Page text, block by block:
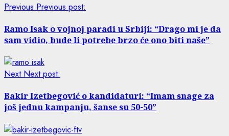
Previous Previous post:
Ramo Isak o vojnoj paradi u Srbiji: “Drago mi je da
sam vidio, bude li potrebe brzo će ono biti naše”
Next Next post:
Bakir Izetbegović o kandidaturi: “Imam snage za
još jednu kampanju, šanse su 50-50”